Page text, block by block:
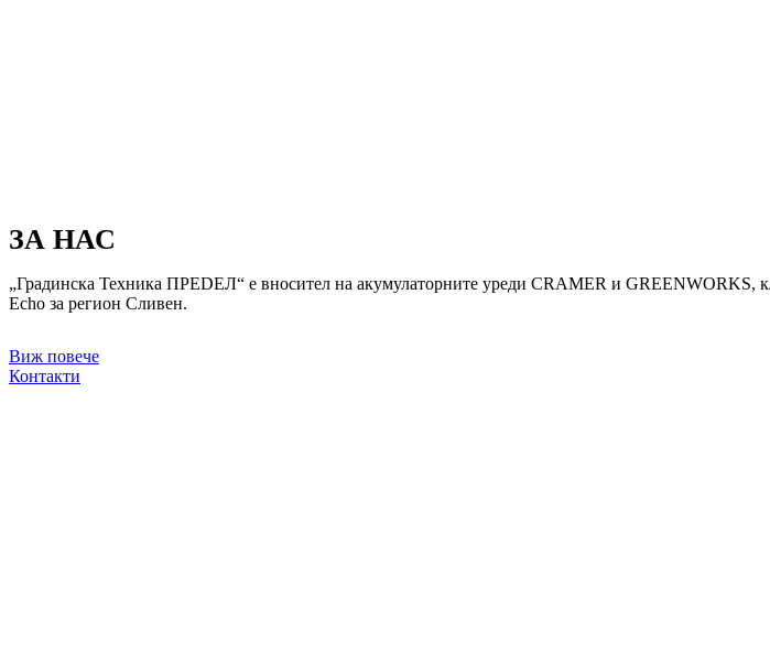
ЗА НАС
„Градинска Техника ПРЕDЕЛ“ е вносител на акумулаторните уреди CRAMER и
Echo за регион Сливен.
Виж повече
Контакти